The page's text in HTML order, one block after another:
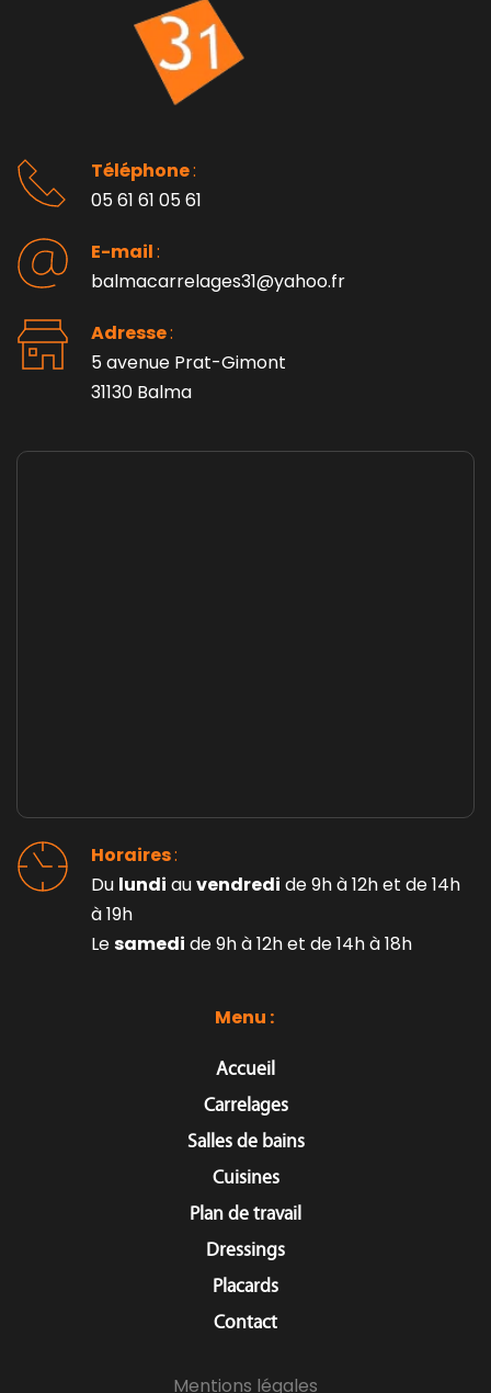
Menu :
Accueil
Carrelages
Salles de bains
Cuisines
Plan de travail
Dressings
Placards
Contact
Horaires :
Du lundi au vendredi de 9h à 12h et de 14h
à 19h
Le samedi de 9h à 12h et de 14h à 18h
Téléphone :
05 61 61 05 61
E-mail :
balmacarrelages31@yahoo.fr
Adresse :
5 avenue Prat-Gimont
31130 Balma
Mentions légales